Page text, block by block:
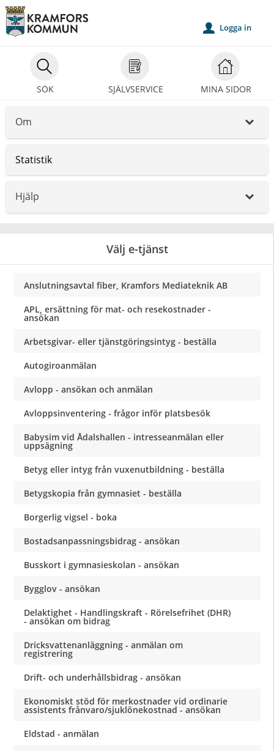
Välkommen
till
självservice
Kramfors
kommun
SÖK SJÄLVSERVICE MINA SIDOR
Om _
Statistik
Hjälp _
u Logga in
Välj e-tjänst
Anslutningsavtal fiber, Kramfors Mediateknik AB
APL, ersättning för mat- och resekostnader -
ansökan
Arbetsgivar- eller tjänstgöringsintyg - beställa
Autogiroanmälan
Avlopp - ansökan och anmälan
Avloppsinventering - frågor inför platsbesök
Babysim vid Ådalshallen - intresseanmälan eller
uppsägning
Betyg eller intyg från vuxenutbildning - beställa
Betygskopia från gymnasiet - beställa
Borgerlig vigsel - boka
Bostadsanpassningsbidrag - ansökan
Busskort i gymnasieskolan - ansökan
Bygglov - ansökan
Delaktighet - Handlingskraft - Rörelsefrihet (DHR)
- ansökan om bidrag
Dricksvattenanläggning - anmälan om
registrering
Drift- och underhållsbidrag - ansökan
Ekonomiskt stöd för merkostnader vid ordinarie
assistents frånvaro/sjuklönekostnad - ansökan
Eldstad - anmälan